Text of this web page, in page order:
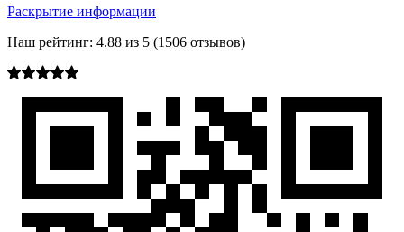
Раскрытие информации
Наш рейтинг: 4.88 из 5 (1506 отзывов)